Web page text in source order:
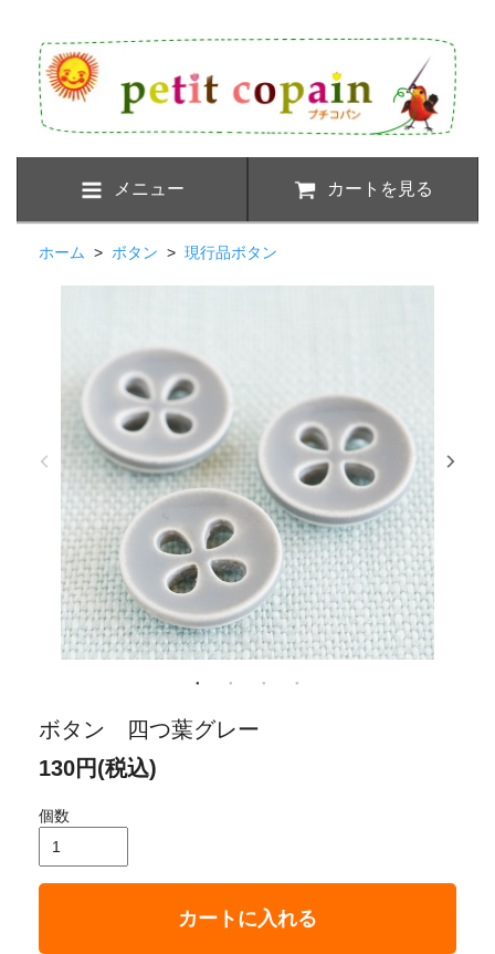
メニュー カートを見る
ホーム > ボタン > 現行品ボタン
ボタン 四つ葉グレー
130円(税込)
個数
カートに入れる